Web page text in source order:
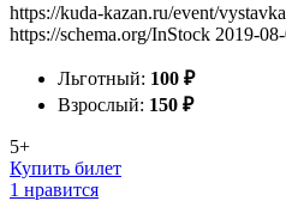
https://kuda-kazan.ru/event/
https://schema.org/InStock 2019-
Льготный: 100 ₽
Взрослый: 150 ₽
5+
Купить билет
1 нравится